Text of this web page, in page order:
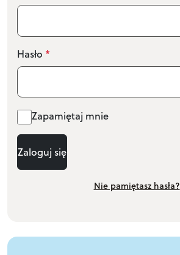
Hasło *
A
lt
r
n
Zapamiętaj mnie
Zaloguj się
Nie pamiętasz hasła?